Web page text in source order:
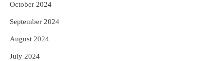
October 2024
September 2024
August 2024
July 2024